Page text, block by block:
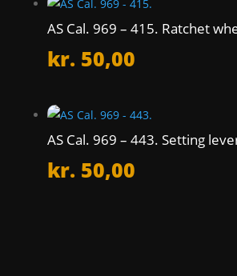
AS Cal. 969 – 415. Ratchet
kr. 50,00
AS Cal. 969 – 443. Setting
kr. 50,00